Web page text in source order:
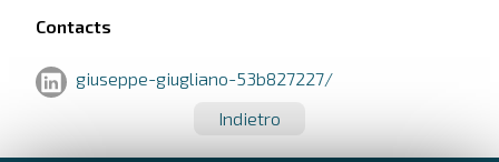
Contacts
giuseppe-giugliano-53b827227/
Indietro